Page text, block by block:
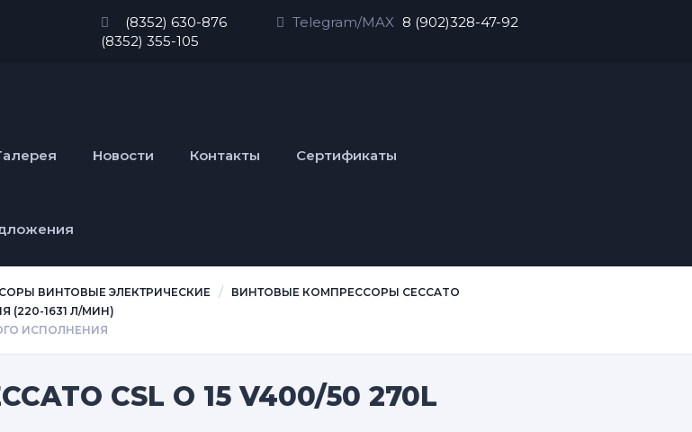
(8352) 630-876
(8352) 355-105
Telegram/MAX 8 (902)328-47-92
Новости Контакты Сертификаты
ВИНТОВЫЕ ЭЛЕКТРИЧЕСКИЕ
ВИНТОВЫЕ КОМПРЕССОРЫ CECCATO
(220-1631 Л/МИН)
ИСПОЛНЕНИЯ
CSL O 15 V400/50 270L